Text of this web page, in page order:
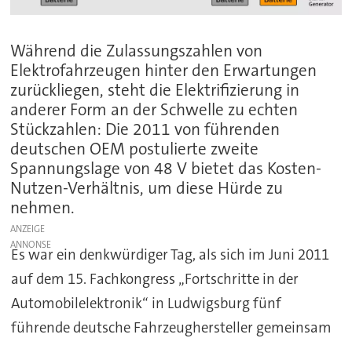
Während die Zulassungszahlen von
Elektrofahrzeugen hinter den Erwartungen
zurückliegen, steht die Elektrifizierung in
anderer Form an der Schwelle zu echten
Stückzahlen: Die 2011 von führenden
deutschen OEM postulierte zweite
Spannungslage von 48 V bietet das Kosten-
Nutzen-Verhältnis, um diese Hürde zu
nehmen.
ANZEIGE
Es war ein denkwürdiger Tag, als sich im Juni 2011
auf dem 15. Fachkongress „Fortschritte in der
Automobilelektronik“ in Ludwigsburg fünf
führende deutsche Fahrzeughersteller gemeinsam